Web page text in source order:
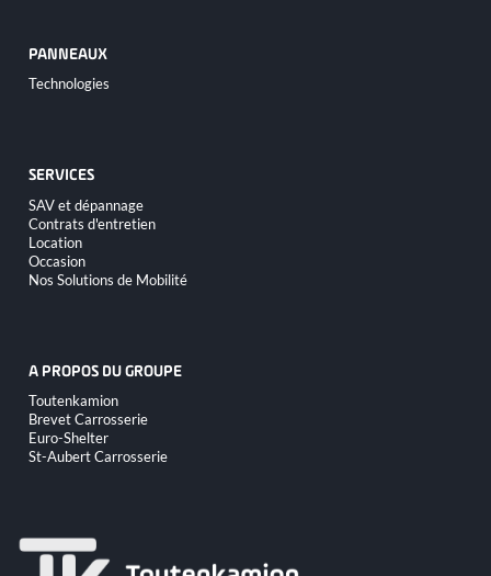
PANNEAUX
Aller
au
Technologies
SERVICES
Aller
au
contenu
SAV et dépannage
Contrats d'entretien
Location
Occasion
Nos Solutions de Mobilité
A PROPOS DU GROUPE
Aller
au
contenu
Toutenkamion
Brevet Carrosserie
Euro-Shelter
St-Aubert Carrosserie